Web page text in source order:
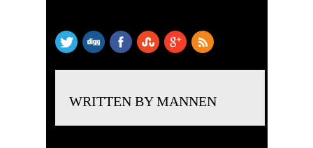
WRITTEN BY MANNEN